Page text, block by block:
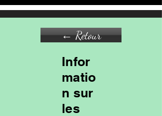
← Retour
Infor
matio
n sur
les